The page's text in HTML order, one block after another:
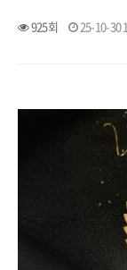
청소년 프로그램
925회 25-10-30